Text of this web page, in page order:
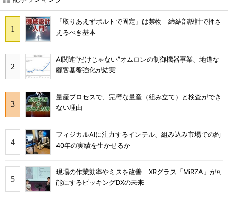
「取りあえずボルトで固定」は禁物 締結部設計で押さ
えるべき基本
AI関連“だけじゃない”オムロンの制御機器事業、地道な
顧客基盤強化が結実
量産プロセスで、完璧な量産（組み立て）と検査ができ
ない理由
フィジカルAIに注力するインテル、組み込み市場での約
40年の実績を生かせるか
現場の作業効率やミスを改善 XRグラス「MiRZA」が可
能にするピッキングDXの未来